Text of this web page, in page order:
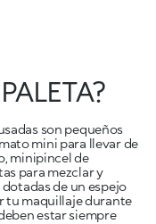
son pequeños
mini para llevar de
minipincel de
para mezclar y
dotadas de un espejo
tu maquillaje durante
estar siempre